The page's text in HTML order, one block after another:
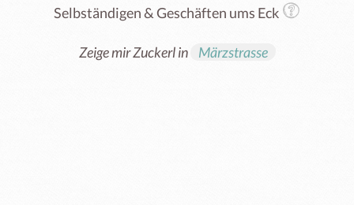
Selbständigen & Geschäften ums Eck
Zeige mir Zuckerl in Märzstrasse